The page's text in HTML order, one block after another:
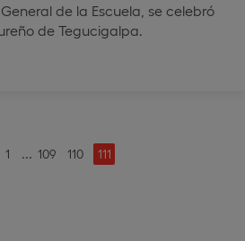
de la Escuela, se celebró
de Tegucigalpa.
1 ... 109 110 111